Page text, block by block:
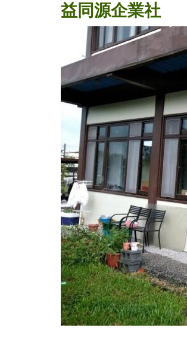
益同源企業社